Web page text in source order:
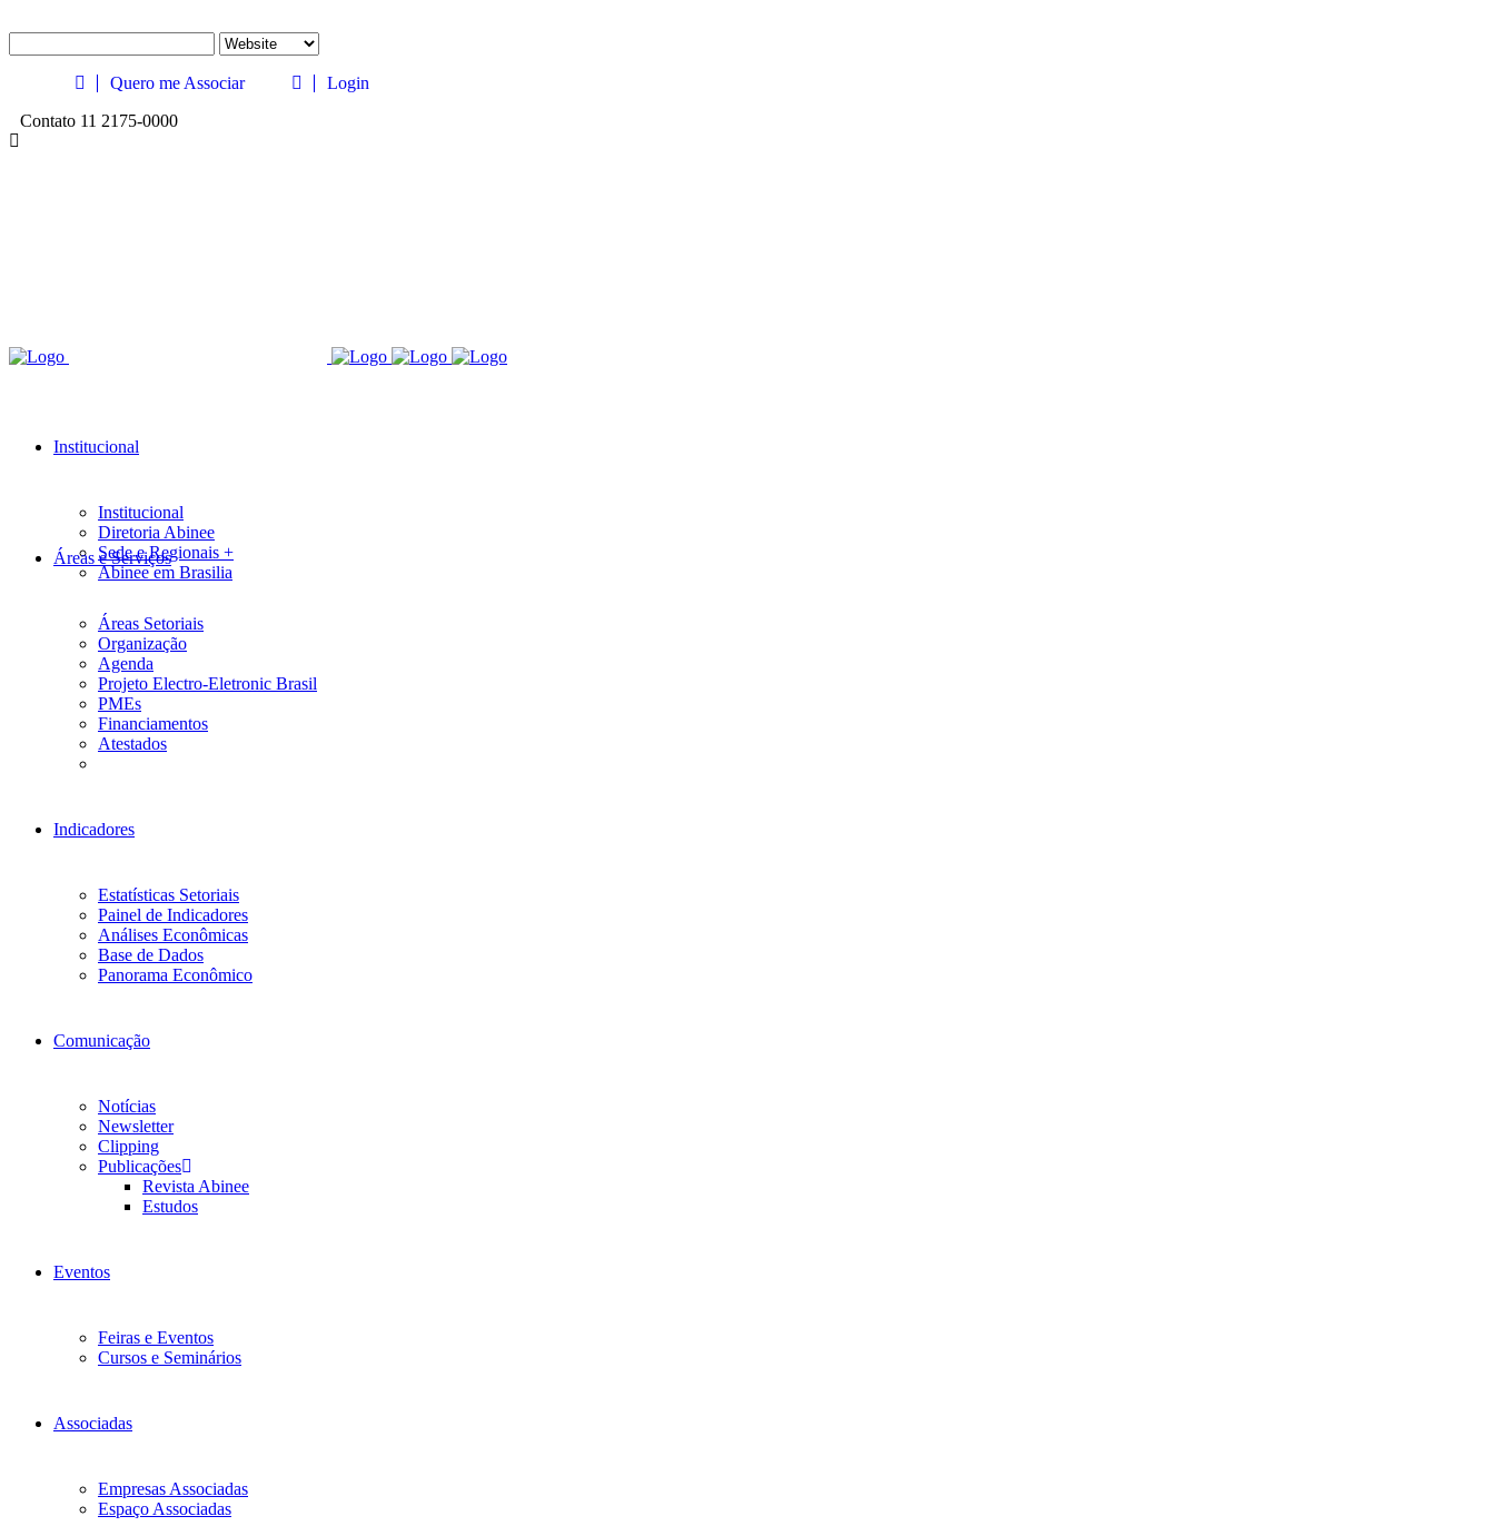
Quero me Associar
Login
Contato 11 2175-0000
Institucional
Institucional
Diretoria Abinee
Sede e Regionais +
Abinee em Brasilia
Áreas e Serviços
Áreas Setoriais
Organização
Agenda
Projeto Electro-Eletronic Brasil
PMEs
Financiamentos
Atestados
Indicadores
Estatísticas Setoriais
Painel de Indicadores
Análises Econômicas
Base de Dados
Panorama Econômico
Comunicação
Notícias
Newsletter
Clipping
Publicações
Revista Abinee
Estudos
Eventos
Feiras e Eventos
Cursos e Seminários
Associadas
Empresas Associadas
Espaço Associadas